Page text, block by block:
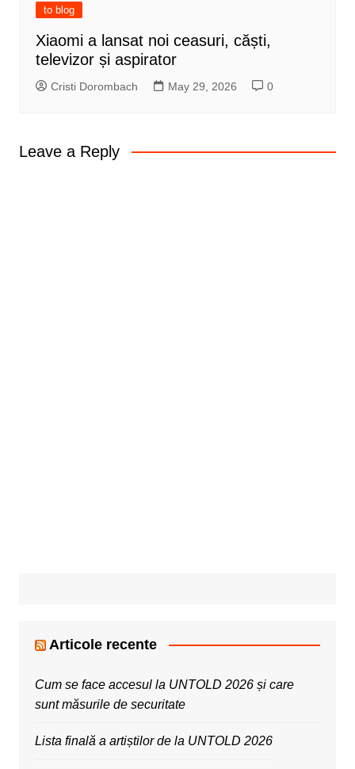
to blog
Xiaomi a lansat noi ceasuri, căști,
televizor și aspirator
Cristi Dorombach May 29, 2026 0
Leave a Reply
Articole recente
Cum se face accesul la UNTOLD 2026 și care
sunt măsurile de securitate
Lista finală a artiștilor de la UNTOLD 2026